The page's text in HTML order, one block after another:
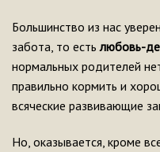
Большинство из нас
забота, то естьлюбовь-
нормальных родителей
правильно кормить и
всяческие развивающие
Но, оказывается, кроме